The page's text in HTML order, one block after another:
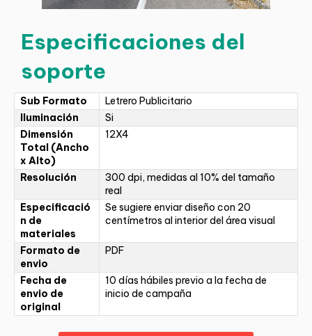
Especificaciones del
soporte
Sub Formato
Letrero Publicitario
Iluminación
Si
Dimensión
Total (Ancho
x Alto)
12X4
Resolución
300 dpi, medidas al 10% del tamaño
real
Especificació
n de
materiales
Se sugiere enviar diseño con 20
centímetros al interior del área visual
Formato de
envio
PDF
Fecha de
envio de
original
10 días hábiles previo a la fecha de
inicio de campaña